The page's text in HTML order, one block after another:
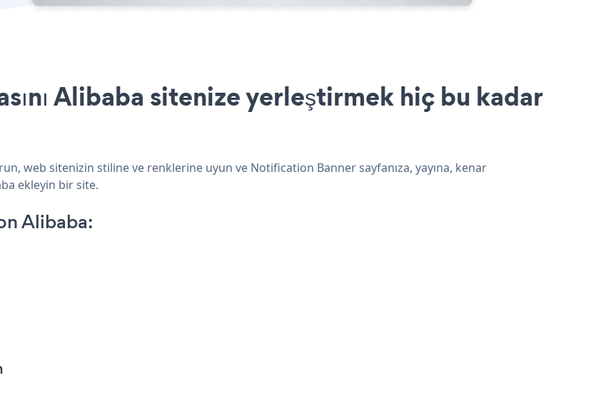
Alibaba sitenize yerleştirmek hiç bu kadar
web sitenizin stiline ve renklerine uyun ve Notification Banner sayfanıza, yayına, kenar
ekleyin bir site.
Alibaba: